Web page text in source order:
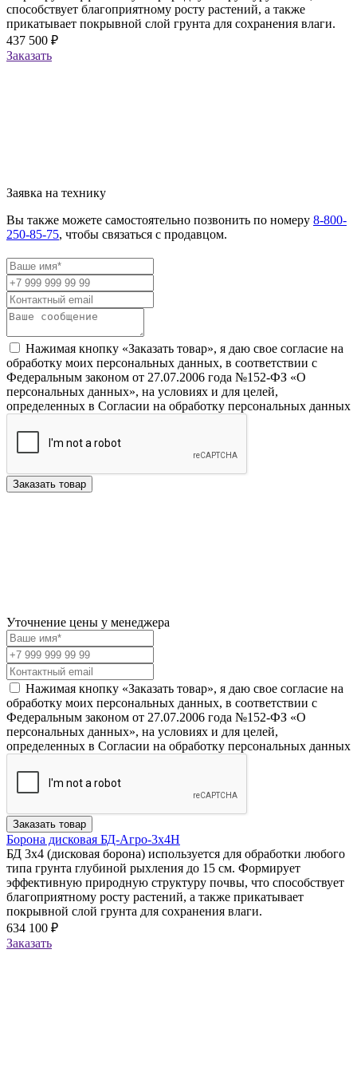
способствует благоприятному росту растений, а также
прикатывает покрывной слой грунта для сохранения влаги.
437 500 ₽
Заказать
Заявка на технику
Вы также можете самостоятельно позвонить по номеру 8-800-
250-85-75, чтобы связаться с продавцом.
Нажимая кнопку «Заказать товар», я даю свое согласие на
обработку моих персональных данных, в соответствии с
Федеральным законом от 27.07.2006 года №152-ФЗ «О
персональных данных», на условиях и для целей,
определенных в Согласии на обработку персональных данных
Заказать товар
Уточнение цены у менеджера
Нажимая кнопку «Заказать товар», я даю свое согласие на
обработку моих персональных данных, в соответствии с
Федеральным законом от 27.07.2006 года №152-ФЗ «О
персональных данных», на условиях и для целей,
определенных в Согласии на обработку персональных данных
Заказать товар
Борона дисковая БД-Агро-3х4Н
БД 3х4 (дисковая борона) используется для обработки любого
типа грунта глубиной рыхления до 15 см. Формирует
эффективную природную структуру почвы, что способствует
благоприятному росту растений, а также прикатывает
покрывной слой грунта для сохранения влаги.
634 100 ₽
Заказать